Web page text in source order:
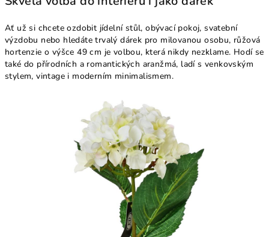
Ať už si chcete ozdobit jídelní stůl, obývací pokoj, svatební
výzdobu nebo hledáte trvalý dárek pro milovanou osobu, růžová
hortenzie o výšce 49 cm je volbou, která nikdy nezklame. Hodí se
také do přírodních a romantických aranžmá, ladí s venkovským
stylem, vintage i moderním minimalismem.